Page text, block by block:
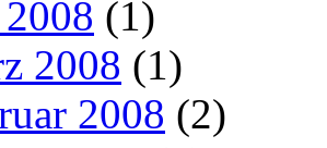
(1)
2008 (1)
2008 (2)